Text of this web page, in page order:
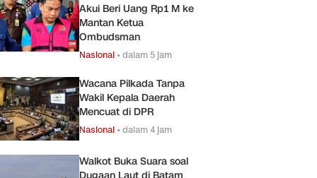
Akui Beri Uang Rp1 M ke
Mantan Ketua
Ombudsman
Nasional •dalam 5 jam
Wacana Pilkada Tanpa
Wakil Kepala Daerah
Mencuat di DPR
Nasional •dalam 4 jam
Walkot Buka Suara soal